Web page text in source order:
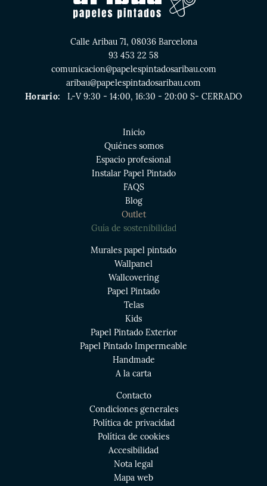
Calle Aribau 71, 08036 Barcelona
93 453 22 58
comunicacion@papelespintadosaribau.com
aribau@papelespintadosaribau.com
Horario:
L-V 9:30 - 14:00, 16:30 - 20:00 S- CERRADO
Inicio
Quiénes somos
Espacio profesional
Instalar Papel Pintado
FAQS
Blog
Outlet
Guía de sostenibilidad
Murales papel pintado
Wallpanel
Wallcovering
Papel Pintado
Telas
Kids
Papel Pintado Exterior
Papel Pintado Impermeable
Handmade
A la carta
Contacto
Condiciones generales
Política de privacidad
Política de cookies
Accesibilidad
Nota legal
Mapa web